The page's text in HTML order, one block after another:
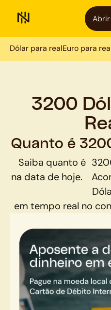
Dólar para realEuro para
3200
Quanto é
Saiba quanto é
na data de hoje.
em tempo real no